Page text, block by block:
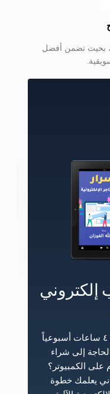
بحيث تضمن أفضل
هل تريد تعلم كيف يمكنك العمل ٤ ساعات أسبوعياً
إلى شراء
الكمبيوتر؟
يعلمك خطوة